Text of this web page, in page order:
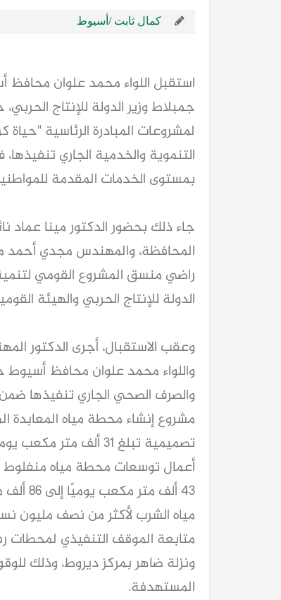
كمال ثابت /أسيوط
استقبل اللواء محمد علوان محافظ
جمبلاط وزير الدولة للإنتاج
لمشروعات المبادرة الرئاسية
التنموية والخدمية الجاري
بمستوى الخدمات المقدمة
جاء ذلك بحضور الدكتور مينا عماد
المحافظة، والمهندس مجدي أحمد
راضي منسق المشروع القومي
الدولة للإنتاج الحربي والهيئة
وعقب الاستقبال، أجرى الدكتور
واللواء محمد علوان محافظ
والصرف الصحي الجاري تنفيذها ضمن
مشروع إنشاء محطة مياه المعابدة
أعمال توسعات محطة مياه
43
مياه الشرب لأكثر من نصف مليون
متابعة الموقف التنفيذي
ونزلة ضاهر بمركز ديروط، وذلك
المستهدفة.